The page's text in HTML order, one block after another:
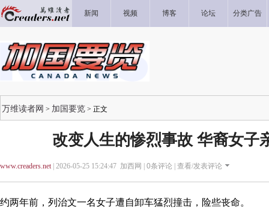
新闻 视频 博客 论坛 分类广告
万维读者网 > 加国要览 > 正文
改变人生的惨烈事故 华裔女子
www.creaders.net| 2026-05-25 15:24:47 加西网 | 0条评论 | 查看/发表评论
约两年前，列治文一名女子遭自卸车猛烈撞击，险些丧命。